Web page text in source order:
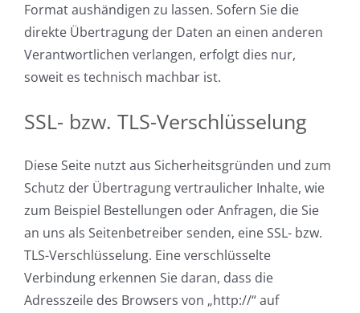
Format aushändigen zu lassen. Sofern Sie die
direkte Übertragung der Daten an einen anderen
Verantwortlichen verlangen, erfolgt dies nur,
soweit es technisch machbar ist.
SSL- bzw. TLS-Verschlüsselung
Diese Seite nutzt aus Sicherheitsgründen und zum
Schutz der Übertragung vertraulicher Inhalte, wie
zum Beispiel Bestellungen oder Anfragen, die Sie
an uns als Seitenbetreiber senden, eine SSL- bzw.
TLS-Verschlüsselung. Eine verschlüsselte
Verbindung erkennen Sie daran, dass die
Adresszeile des Browsers von „http://“ auf